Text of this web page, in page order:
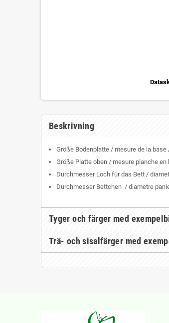
Beskrivning
Größe Bodenplatte / mesure de la
Größe Platte oben / mesure planche
Durchmesser Loch für das Bett /
Durchmesser Bettchen / diametre
Tyger och färger med
Trä- och sisalfärger med